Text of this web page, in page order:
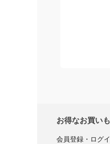
お得なお買い
会員登録・ログ